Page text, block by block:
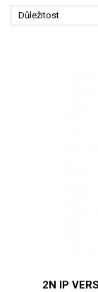
Důležitost
2N IP